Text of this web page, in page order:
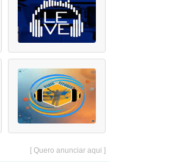
[ Quero anunciar aqui ]